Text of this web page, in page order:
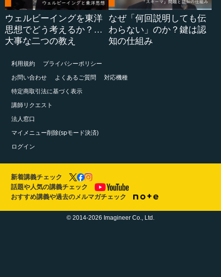
ウェルビーイングを東洋
思想でどう考えるか？…
大事な二つの教え
なぜ「何回説明しても伝
わらない」のか？鍵は認
知の仕組み
利用規約
プライバシーポリシー
お問い合わせ
よくあるご質問
対応機種
特定商取引法に基づく表示
講師リクエスト
法人窓口
マイメニュー削除(spモード決済)
ログイン
新着講義チェック
話題や人気の講義チェック
おすすめ講義や過去のメルマガチェック
© 2014-2026 Imagineer Co., Ltd.